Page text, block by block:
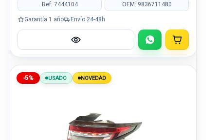
Ref: 7444104 OEM: 9836711480
Garantía 1 año Envío 24-48h
-5% USADO NOVEDAD